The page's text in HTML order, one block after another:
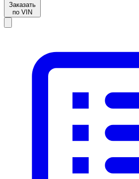
Заказать
по VIN